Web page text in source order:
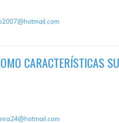
CARACTERÍSTICAS